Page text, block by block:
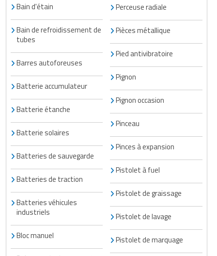
Tables de préparation réfrigérées
Ustensile de cuisine
Vaisselle restaurant
Vitrines réfrigérées
Bain d'étain
Bain de refroidissement de
tubes
Barres autoforeuses
Batterie accumulateur
Batterie étanche
Batterie solaires
Batteries de sauvegarde
Batteries de traction
Batteries véhicules
industriels
Bloc manuel
Perceuse radiale
Pièces métallique
Pied antivibratoire
Pignon
Pignon occasion
Pinceau
Pinces à expansion
Pistolet à fuel
Pistolet de graissage
Pistolet de lavage
Pistolet de marquage